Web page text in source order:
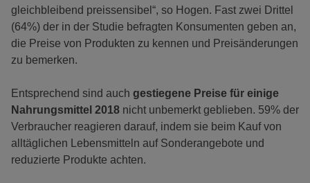
gleichbleibend preissensibel“, so Hogen. Fast zwei Drittel
(64%) der in der Studie befragten Konsumenten geben an,
die Preise von Produkten zu kennen und Preisänderungen
zu bemerken.
Entsprechend sind auch gestiegene Preise für einige
Nahrungsmittel 2018 nicht unbemerkt geblieben. 59% der
Verbraucher reagieren darauf, indem sie beim Kauf von
alltäglichen Lebensmitteln auf Sonderangebote und
reduzierte Produkte achten.